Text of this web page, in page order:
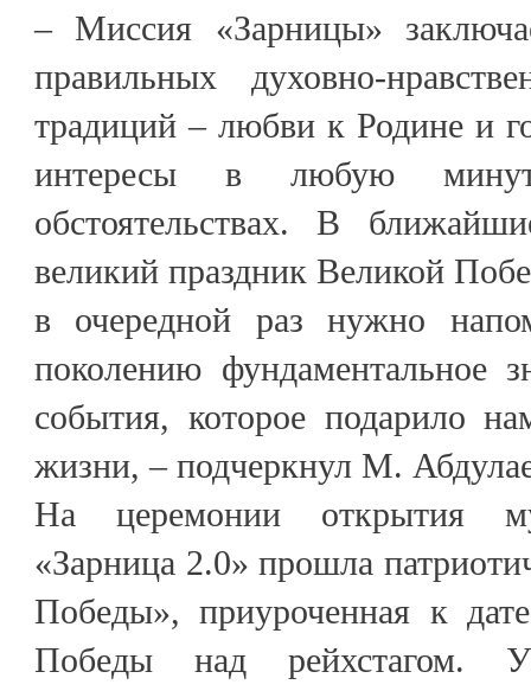
– Миссия «Зарницы»
правильных духовно-
традиций – любви к Родине и
интересы в любую
обстоятельствах. В
великий праздник Великой
в очередной раз нужно
поколению фундаментальное
события, которое подарило
жизни, – подчеркнул М.
На церемонии открытия
«Зарница 2.0» прошла
Победы», приуроченная к
Победы над рейхстагом.